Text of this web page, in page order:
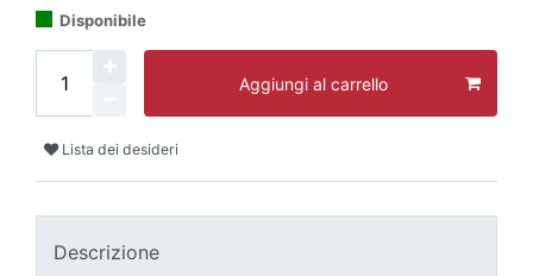
Disponibile
Aggiungi al carrello
Lista dei desideri
Descrizione